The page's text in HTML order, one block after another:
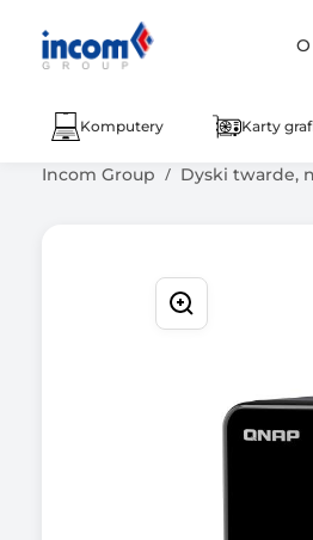
Komputery Karty
Incom Group Dyski twarde,